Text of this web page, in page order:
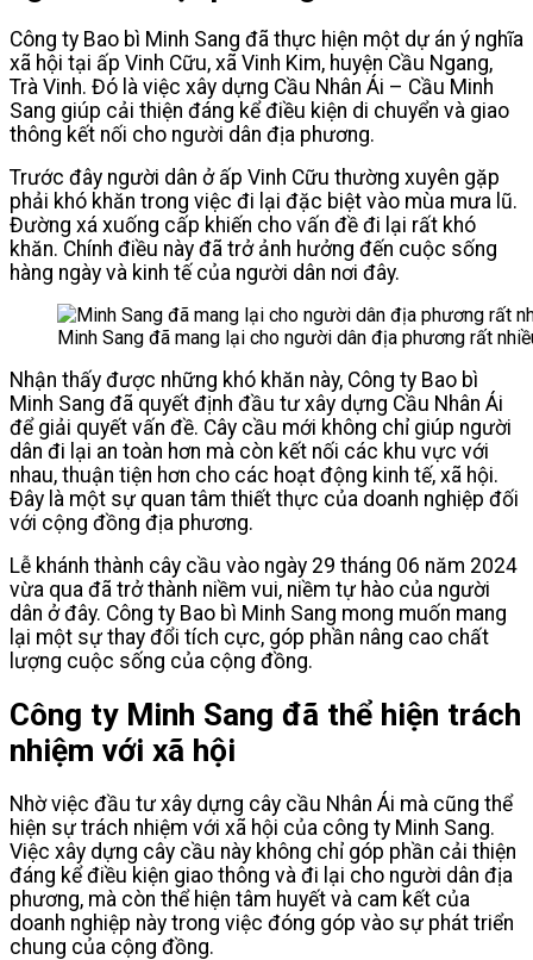
Công ty Bao bì Minh Sang đã thực hiện một dự án ý nghĩa
xã hội tại ấp Vinh Cữu, xã Vinh Kim, huyện Cầu Ngang,
Trà Vinh. Đó là việc xây dựng Cầu Nhân Ái – Cầu Minh
Sang giúp cải thiện đáng kể điều kiện di chuyển và giao
thông kết nối cho người dân địa phương.
Trước đây người dân ở ấp Vinh Cữu thường xuyên gặp
phải khó khăn trong việc đi lại đặc biệt vào mùa mưa lũ.
Đường xá xuống cấp khiến cho vấn đề đi lại rất khó
khăn. Chính điều này đã trở ảnh hưởng đến cuộc sống
hàng ngày và kinh tế của người dân nơi đây.
Minh Sang đã mang lại cho người dân địa phương rất
Nhận thấy được những khó khăn này, Công ty Bao bì
Minh Sang đã quyết định đầu tư xây dựng Cầu Nhân Ái
để giải quyết vấn đề. Cây cầu mới không chỉ giúp người
dân đi lại an toàn hơn mà còn kết nối các khu vực với
nhau, thuận tiện hơn cho các hoạt động kinh tế, xã hội.
Đây là một sự quan tâm thiết thực của doanh nghiệp đối
với cộng đồng địa phương.
Lễ khánh thành cây cầu vào ngày 29 tháng 06 năm 2024
vừa qua đã trở thành niềm vui, niềm tự hào của người
dân ở đây. Công ty Bao bì Minh Sang mong muốn mang
lại một sự thay đổi tích cực, góp phần nâng cao chất
lượng cuộc sống của cộng đồng.
Công ty Minh Sang đã thể hiện trách
nhiệm với xã hội
Nhờ việc đầu tư xây dựng cây cầu Nhân Ái mà cũng thể
hiện sự trách nhiệm với xã hội của công ty Minh Sang.
Việc xây dựng cây cầu này không chỉ góp phần cải thiện
đáng kể điều kiện giao thông và đi lại cho người dân địa
phương, mà còn thể hiện tâm huyết và cam kết của
doanh nghiệp này trong việc đóng góp vào sự phát triển
chung của cộng đồng.